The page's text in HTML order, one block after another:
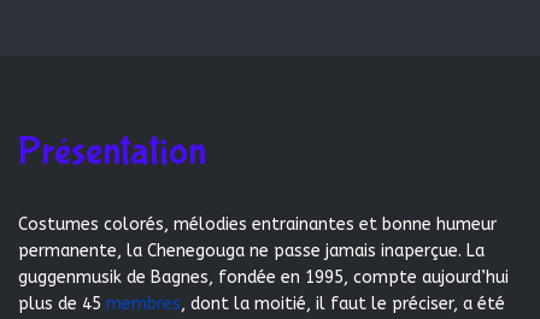
Présentation
Costumes colorés, mélodies entrainantes et bonne humeur
permanente, la Chenegouga ne passe jamais inaperçue. La
guggenmusik de Bagnes, fondée en 1995, compte aujourd’hui
plus de 45 membres, dont la moitié, il faut le préciser, a été